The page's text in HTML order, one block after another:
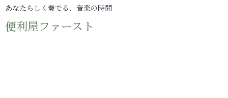
あなたらしく奏でる、音楽の時間
便利屋ファースト